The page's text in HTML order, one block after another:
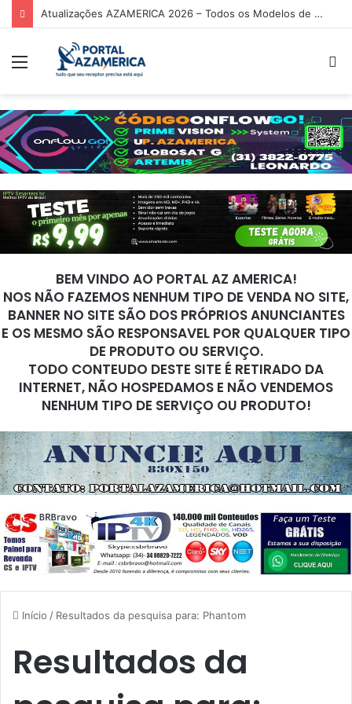
Tuning P920 Atualização V2.25 – 17/03/2026
BEM VINDO AO PORTAL AZ AMERICA!
NOS NÃO FAZEMOS NENHUM TIPO DE VENDA NO SITE,
BANNER NO SITE SÃO DOS PRÓPRIOS ANUNCIANTES
E OS MESMO SÃO RESPONSAVEL POR QUALQUER TIPO
DE PRODUTO OU SERVIÇO.
TODO CONTEUDO DESTE SITE É RETIRADO DA
INTERNET, NÃO HOSPEDAMOS E NÃO VENDEMOS
NENHUM TIPO DE SERVIÇO OU PRODUTO!
Início / Resultados da pesquisa para: Phantom
Resultados da